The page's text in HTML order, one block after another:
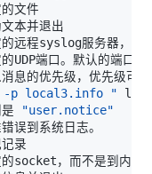
息的优先级，优先级可
-p local3.info "
"user.notice"